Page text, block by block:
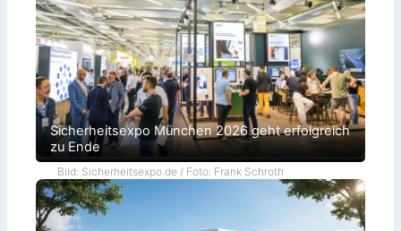
Sicherheitsexpo München 2026 geht erfolgreich
zu Ende
Bild: Sicherheitsexpo.de / Foto: Frank Schroth